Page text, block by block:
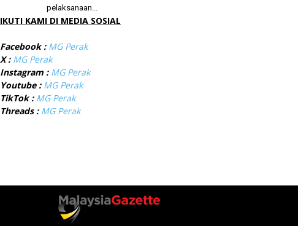
pelaksanaan...
IKUTI KAMI DI MEDIA SOSIAL
Facebook : MG Perak
X : MG Perak
Instagram : MG Perak
Youtube : MG Perak
TikTok : MG Perak
Threads : MG Perak